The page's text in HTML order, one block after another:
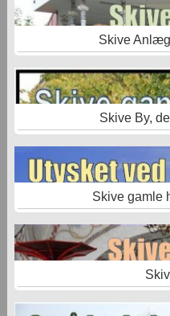
Skive
Skive By,
Skive gamle